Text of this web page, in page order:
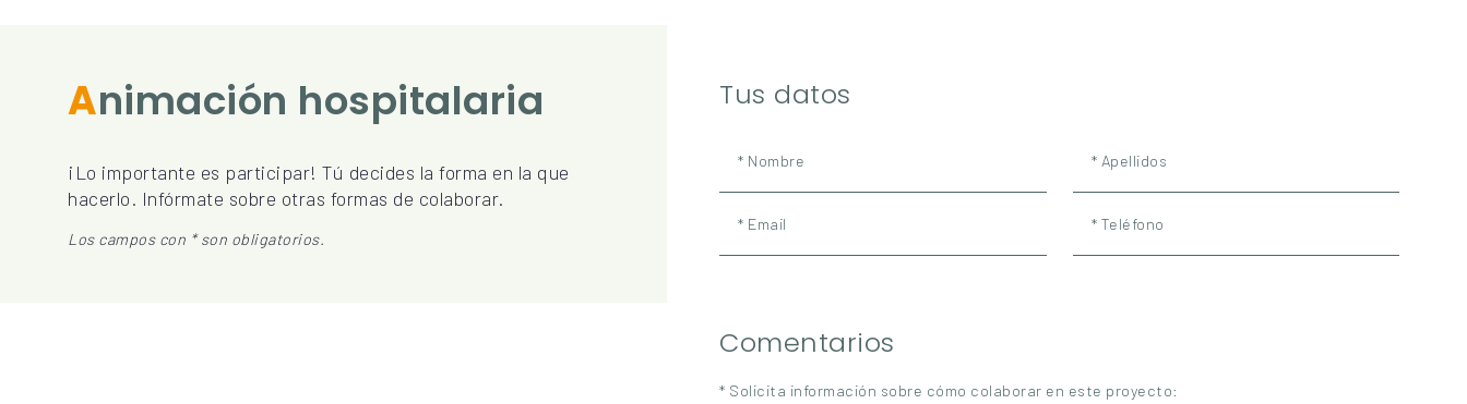
Animación hospitalaria
¡Lo importante es participar! Tú decides la forma en la que
hacerlo. Infórmate sobre otras formas de colaborar.
Los campos con * son obligatorios.
Tus datos
* Nombre * Apellidos
* Email * Teléfono
Comentarios
* Solicita información sobre cómo colaborar en este proyecto: